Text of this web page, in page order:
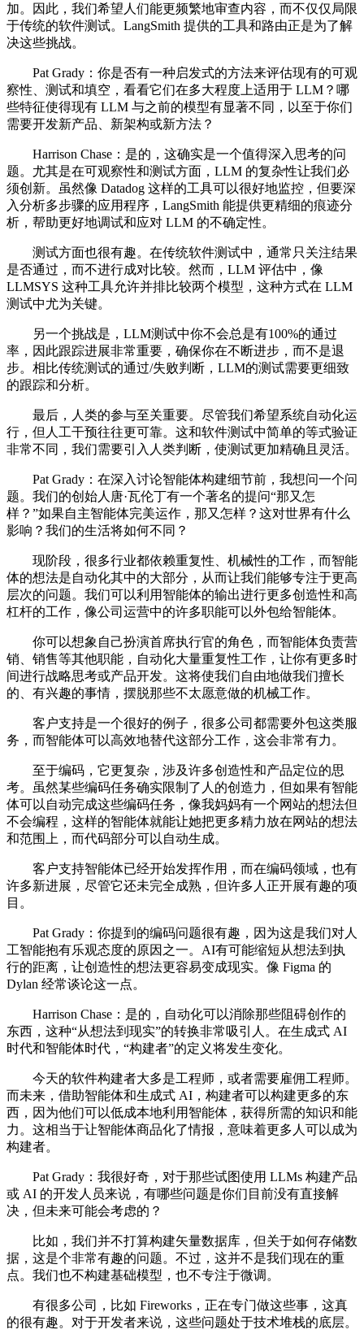
加。因此，我们希望人们能更频繁地审查内容，而不仅仅局限
于传统的软件测试。LangSmith 提供的工具和路由正是为了解
决这些挑战。
Pat Grady：你是否有一种启发式的方法来评估现有的可观
察性、测试和填空，看看它们在多大程度上适用于 LLM？哪
些特征使得现有 LLM 与之前的模型有显著不同，以至于你们
需要开发新产品、新架构或新方法？
Harrison Chase：是的，这确实是一个值得深入思考的问
题。尤其是在可观察性和测试方面，LLM 的复杂性让我们必
须创新。虽然像 Datadog 这样的工具可以很好地监控，但要深
入分析多步骤的应用程序，LangSmith 能提供更精细的痕迹分
析，帮助更好地调试和应对 LLM 的不确定性。
测试方面也很有趣。在传统软件测试中，通常只关注结果
是否通过，而不进行成对比较。然而，LLM 评估中，像
LLMSYS 这种工具允许并排比较两个模型，这种方式在 LLM
测试中尤为关键。
另一个挑战是，LLM测试中你不会总是有100%的通过
率，因此跟踪进展非常重要，确保你在不断进步，而不是退
步。相比传统测试的通过/失败判断，LLM的测试需要更细致
的跟踪和分析。
最后，人类的参与至关重要。尽管我们希望系统自动化运
行，但人工干预往往更可靠。这和软件测试中简单的等式验证
非常不同，我们需要引入人类判断，使测试更加精确且灵活。
Pat Grady：在深入讨论智能体构建细节前，我想问一个问
题。我们的创始人唐·瓦伦丁有一个著名的提问“那又怎
样？”如果自主智能体完美运作，那又怎样？这对世界有什么
影响？我们的生活将如何不同？
现阶段，很多行业都依赖重复性、机械性的工作，而智能
体的想法是自动化其中的大部分，从而让我们能够专注于更高
层次的问题。我们可以利用智能体的输出进行更多创造性和高
杠杆的工作，像公司运营中的许多职能可以外包给智能体。
你可以想象自己扮演首席执行官的角色，而智能体负责营
销、销售等其他职能，自动化大量重复性工作，让你有更多时
间进行战略思考或产品开发。这将使我们自由地做我们擅长
的、有兴趣的事情，摆脱那些不太愿意做的机械工作。
客户支持是一个很好的例子，很多公司都需要外包这类服
务，而智能体可以高效地替代这部分工作，这会非常有力。
至于编码，它更复杂，涉及许多创造性和产品定位的思
考。虽然某些编码任务确实限制了人的创造力，但如果有智能
体可以自动完成这些编码任务，像我妈妈有一个网站的想法但
不会编程，这样的智能体就能让她把更多精力放在网站的想法
和范围上，而代码部分可以自动生成。
客户支持智能体已经开始发挥作用，而在编码领域，也有
许多新进展，尽管它还未完全成熟，但许多人正开展有趣的项
目。
Pat Grady：你提到的编码问题很有趣，因为这是我们对人
工智能抱有乐观态度的原因之一。AI有可能缩短从想法到执
行的距离，让创造性的想法更容易变成现实。像 Figma 的
Dylan 经常谈论这一点。
Harrison Chase：是的，自动化可以消除那些阻碍创作的
东西，这种“从想法到现实”的转换非常吸引人。在生成式 AI
时代和智能体时代，“构建者”的定义将发生变化。
今天的软件构建者大多是工程师，或者需要雇佣工程师。
而未来，借助智能体和生成式 AI，构建者可以构建更多的东
西，因为他们可以低成本地利用智能体，获得所需的知识和能
力。这相当于让智能体商品化了情报，意味着更多人可以成为
构建者。
Pat Grady：我很好奇，对于那些试图使用 LLMs 构建产品
或 AI 的开发人员来说，有哪些问题是你们目前没有直接解
决，但未来可能会考虑的？
比如，我们并不打算构建矢量数据库，但关于如何存储数
据，这是个非常有趣的问题。不过，这并不是我们现在的重
点。我们也不构建基础模型，也不专注于微调。
有很多公司，比如 Fireworks，正在专门做这些事，这真
的很有趣。对于开发者来说，这些问题处于技术堆栈的底层。